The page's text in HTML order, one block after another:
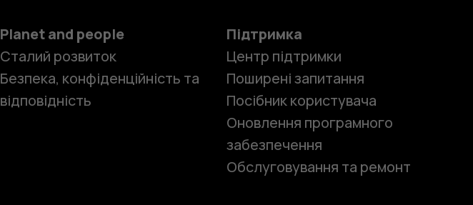
Planet and people
Сталий розвиток
Безпека, конфіденційність та
відповідність
Підтримка
Центр підтримки
Поширені запитання
Посібник користувача
Оновлення програмного
забезпечення
Обслуговування та ремонт